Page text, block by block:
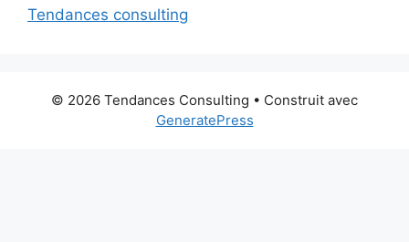
Tendances consulting
© 2026 Tendances Consulting • Construit avec
GeneratePress